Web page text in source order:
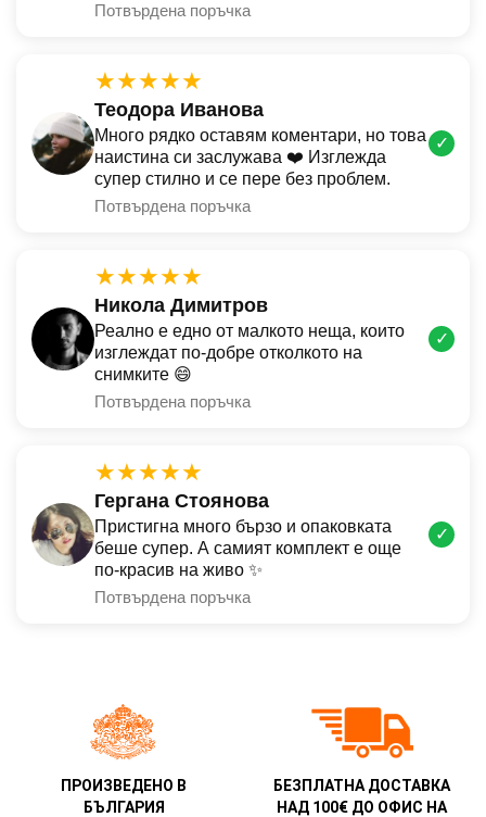
Потвърдена поръчка
★★★★★
Теодора Иванова
Много рядко оставям коментари, но това
наистина си заслужава ❤️ Изглежда
супер стилно и се пере без проблем.
Потвърдена поръчка
✓
★★★★★
Никола Димитров
Реално е едно от малкото неща, които
изглеждат по-добре отколкото на
снимките 😄
Потвърдена поръчка
✓
★★★★★
Гергана Стоянова
Пристигна много бързо и опаковката
беше супер. А самият комплект е още
по-красив на живо ✨
Потвърдена поръчка
✓
ПРОИЗВЕДЕНО В
БЪЛГАРИЯ
БЕЗПЛАТНА ДОСТАВКА
НАД 100€ ДО ОФИС НА